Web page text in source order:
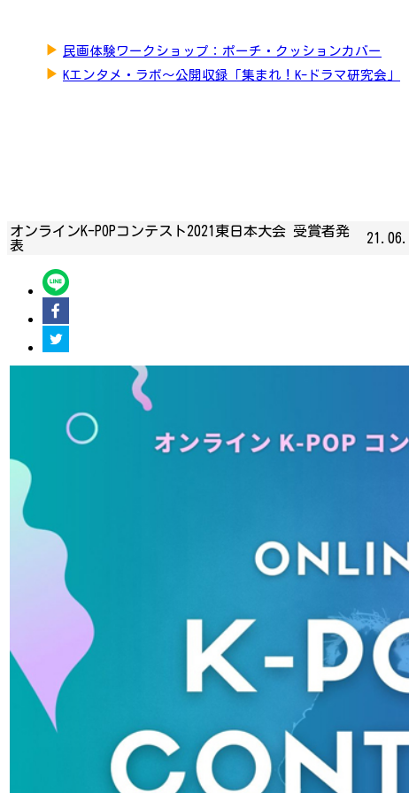
▶ 民画体験ワークショップ：ポーチ・クッションカバー
▶ Kエンタメ・ラボ～公開収録「集まれ！K-ドラマ研究会」
オンラインK-POPコンテスト2021東日本大会 受賞者発
表